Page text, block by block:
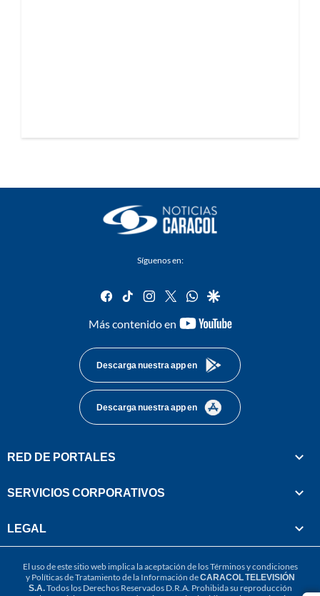
Síguenos en:
facebook
tiktok instagram
twitterwhatsapp
google
Más contenido en
youtube-
Descarga nuestra app en
Descarga nuestra app en
RED DE PORTALES
SERVICIOS CORPORATIVOS
LEGAL
El uso de este sitio web implica la aceptación de losTérminos y condiciones
y Políticas de Tratamiento de la Información deCARACOL TELEVISIÓN
S.A.Todos los Derechos Reservados D.R.A. Prohibida su reproducción